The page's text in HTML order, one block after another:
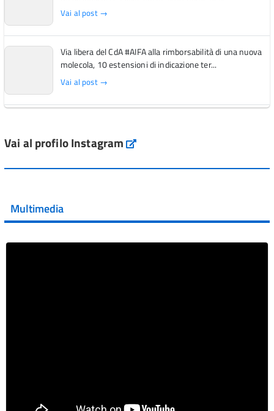
Vai al post →
Via libera del CdA #AIFA alla rimborsabilità di una nuova
molecola, 10 estensioni di indicazione ter...
Vai al post →
Vai al post →
Vai al post →
Vai al profilo Instagram Instagram
Multimedia